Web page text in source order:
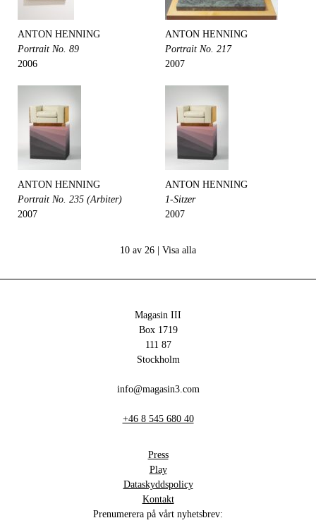
ANTON HENNING
Portrait No. 89
2006
ANTON HENNING
Portrait No. 217
2007
ANTON HENNING
Portrait No. 235 (Arbiter)
2007
ANTON HENNING
1-Sitzer
2007
10 av 26 | Visa alla
Magasin III
Box 1719
111 87
Stockholm
info@magasin3.com
+46 8 545 680 40
Press
Play
Dataskyddspolicy
Kontakt
Prenumerera på vårt nyhetsbrev: